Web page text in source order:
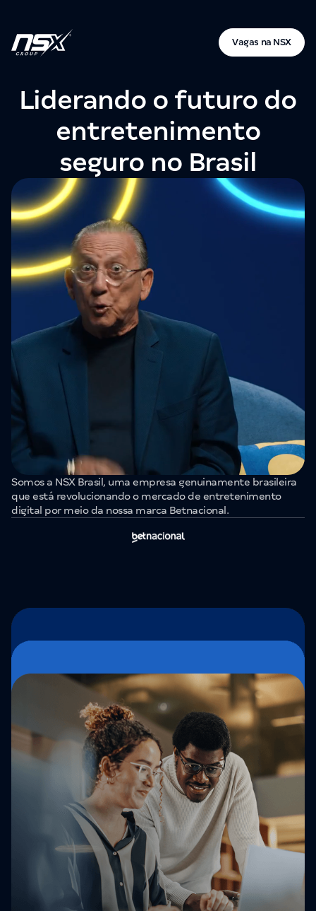
Vagas na NSX
Liderando o futuro do
entretenimento
seguro no Brasil
Somos a NSX Brasil, uma empresa genuinamente brasileira
que está revolucionando o mercado de entretenimento
digital por meio da nossa marca Betnacional.